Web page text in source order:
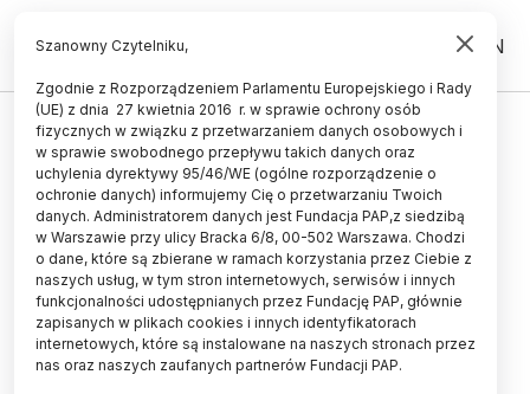
PL EN
HISTORIA I KULTURA
Naukowcy:
wczesnośredniowieczny gród z
Beskidu Niskiego potężniejszy, niż
uważano
27.08.2019
aktualizacja: 27.08.2019
3 minuty czytania
Szanowny Czytelniku,
Zgodnie z Rozporządzeniem Parlamentu Europejskiego i Rady
(UE) z dnia 27 kwietnia 2016 r. w sprawie ochrony osób
fizycznych w związku z przetwarzaniem danych osobowych i
w sprawie swobodnego przepływu takich danych oraz
uchylenia dyrektywy 95/46/WE (ogólne rozporządzenie o
ochronie danych) informujemy Cię o przetwarzaniu Twoich
danych. Administratorem danych jest Fundacja PAP,z siedzibą
w Warszawie przy ulicy Bracka 6/8, 00-502 Warszawa. Chodzi
o dane, które są zbierane w ramach korzystania przez Ciebie z
naszych usług, w tym stron internetowych, serwisów i innych
funkcjonalności udostępnianych przez Fundację PAP, głównie
zapisanych w plikach cookies i innych identyfikatorach
internetowych, które są instalowane na naszych stronach przez
nas oraz naszych zaufanych partnerów Fundacji PAP.